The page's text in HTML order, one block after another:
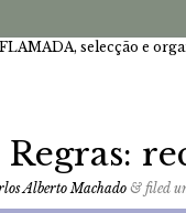
selecção e
Alberto Machado & filed